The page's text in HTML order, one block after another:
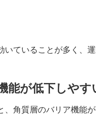
ていることが多く、
能が低下しやす
、角質層のバリア機能